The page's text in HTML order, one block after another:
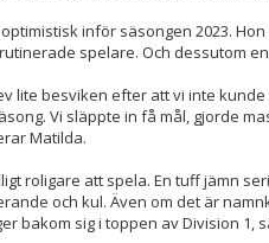
inför säsongen 2023.
spelare. Och dessutom
lite besviken efter att vi inte
Vi släppte in få mål, gjorde
Matilda.
roligare att spela. En tuff jämn
och kul. Även om det är
bakom sig i toppen av Division 1,